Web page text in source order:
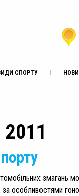
СПОРТУ
змагань
особливостями